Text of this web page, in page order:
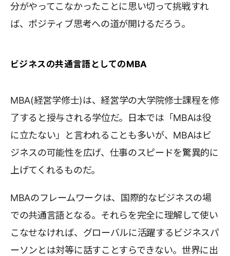
分がやってこなかったことに思い切って挑戦すれ
ば、ポジティブ思考への道が開けるだろう。
ビジネスの共通言語としてのMBA
MBA(経営学修士)は、経営学の大学院修士課程を修
了すると授与される学位だ。日本では「MBAは役
に立たない」と言われることも多いが、MBAはビ
ジネスの可能性を広げ、仕事のスピードを驚異的に
上げてくれるものだ。
MBAのフレームワークは、国際的なビジネスの場
での共通言語となる。それらを完全に理解して使い
こなせなければ、グローバルに活躍するビジネスパ
ーソンとは対等に話すことすらできない。世界に出